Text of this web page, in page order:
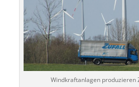
Windkraft­an­la­gen produ­zie­ren